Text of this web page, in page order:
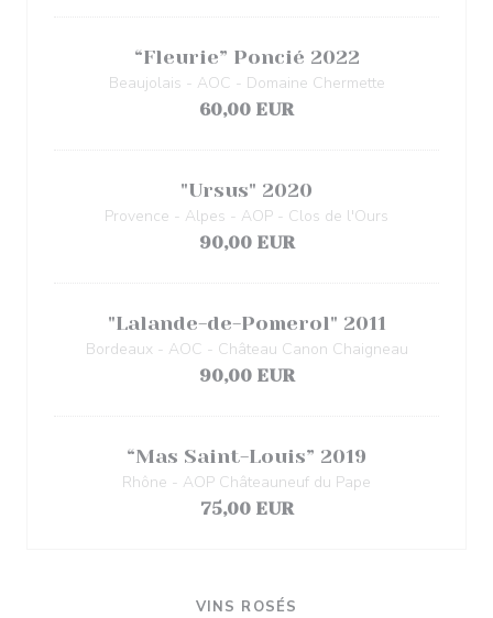
“Fleurie” Poncié 2022
Beaujolais - AOC - Domaine Chermette
60,00 EUR
"Ursus" 2020
Provence - Alpes - AOP - Clos de l'Ours
90,00 EUR
"Lalande-de-Pomerol" 2011
Bordeaux - AOC - Château Canon Chaigneau
90,00 EUR
“Mas Saint-Louis” 2019
Rhône - AOP Châteauneuf du Pape
75,00 EUR
VINS ROSÉS